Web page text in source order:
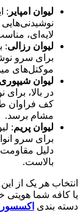
لیوان امپایر :
لایه‌ای،
لیوان رزالی:
برای سرو
موکتل‌های
لیوان شیپوری
در بالا،
کف فراوان
مشام برسد.
لیوان پریم:
برای سرو
دلیل مقاومت
بالاست.
انتخاب هر یک از
یا کافه شما
دسته بندی